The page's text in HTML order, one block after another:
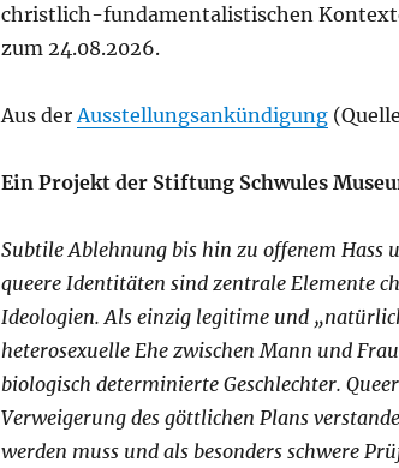
christlich-fundamentalistischen
zum 24.08.2026.
Aus der Ausstellungsankündigung
Ein Projekt der Stiftung Schwules
Subtile Ablehnung bis hin zu offenem Hass
queere Identitäten sind zentrale Elemente
Ideologien. Als einzig legitime und
heterosexuelle Ehe zwischen Mann und
biologisch determinierte Geschlechter.
Verweigerung des göttlichen Plans
werden muss und als besonders schwere